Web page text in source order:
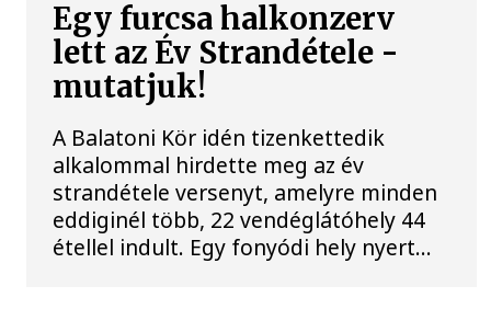
Egy furcsa halkonzerv
lett az Év Strandétele -
mutatjuk!
A Balatoni Kör idén tizenkettedik
alkalommal hirdette meg az év
strandétele versenyt, amelyre minden
eddiginél több, 22 vendéglátóhely 44
étellel indult. Egy fonyódi hely nyert...